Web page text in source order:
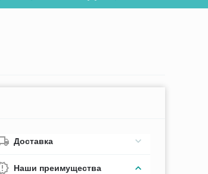
Доставка
Наши преимущества